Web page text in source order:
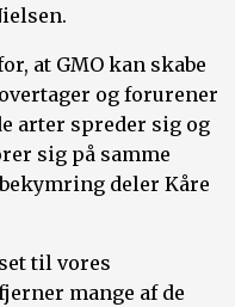
at GMO kan skabe
og forurener
arter spreder sig og
sig på samme
deler Kåre
til vores
mange af de